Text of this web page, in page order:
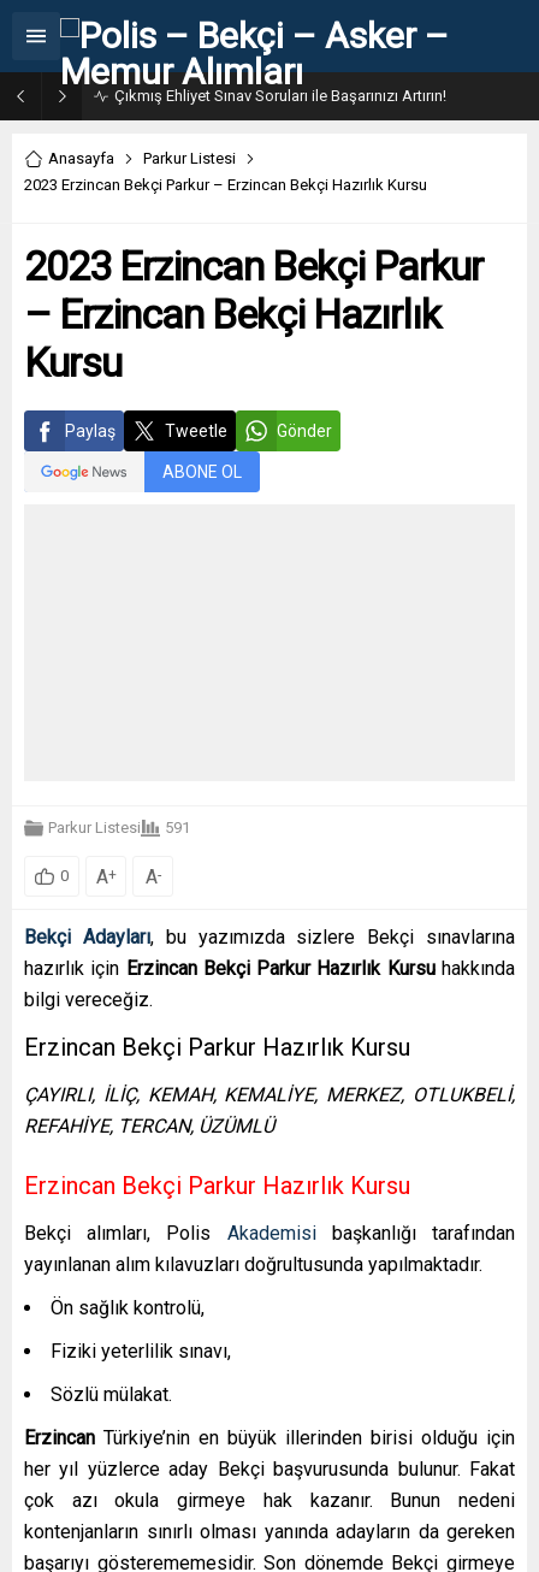
Anasayfa
Parkur Listesi
2023 Erzincan Bekçi Parkur – Erzincan Bekçi Hazırlık Kursu
2023 Erzincan Bekçi Parkur
– Erzincan Bekçi Hazırlık
Kursu
Paylaş Tweetle Gönder
ABONE OL
Parkur Listesi 591
0 A+ A-
Bekçi Adayları, bu yazımızda sizlere Bekçi sınavlarına
hazırlık için Erzincan Bekçi Parkur Hazırlık Kursuhakkında
bilgi vereceğiz.
Erzincan Bekçi Parkur Hazırlık Kursu
ÇAYIRLI, İLİÇ, KEMAH, KEMALİYE, MERKEZ, OTLUKBELİ,
REFAHİYE, TERCAN, ÜZÜMLÜ
Erzincan Bekçi Parkur Hazırlık Kursu
Bekçi alımları, Polis Akademisibaşkanlığı tarafından
yayınlanan alım kılavuzları doğrultusunda yapılmaktadır.
Ön sağlık kontrolü,
Fiziki yeterlilik sınavı,
Sözlü mülakat.
Erzincan Türkiye’nin en büyük illerinden birisi olduğu için
her yıl yüzlerce aday Bekçi başvurusunda bulunur. Fakat
çok azı okula girmeye hak kazanır. Bunun nedeni
kontenjanların sınırlı olması yanında adayların da gereken
başarıyı gösterememesidir.Son dönemde Bekçi girmeye